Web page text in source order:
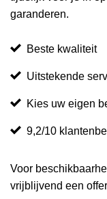
garanderen.
Beste kwaliteit
Uitstekende
Kies uw eigen
9,2/10
Voor
vrijblijvend een